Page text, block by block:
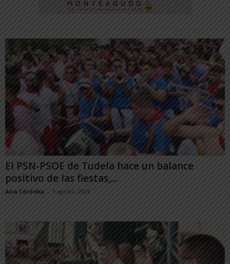
El PSN-PSOE de Tudela hace un balance
positivo de las fiestas,...
Ana Córdoba - 1 agosto, 2026